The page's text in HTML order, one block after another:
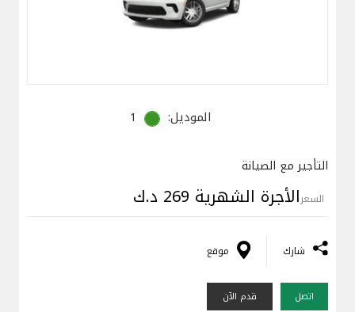
الموديل: 1
التأجير مع الصيانة
السعرالأجرة الشهرية 269 د.ك
شارك موقع
اتصل قدم الآن